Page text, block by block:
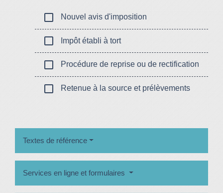
check_box_outline_blank Nouvel avis d'imposition
check_box_outline_blank Impôt établi à tort
check_box_outline_blank Procédure de reprise ou de rectification
check_box_outline_blank Retenue à la source et prélèvements
Textes de référence
Services en ligne et formulaires